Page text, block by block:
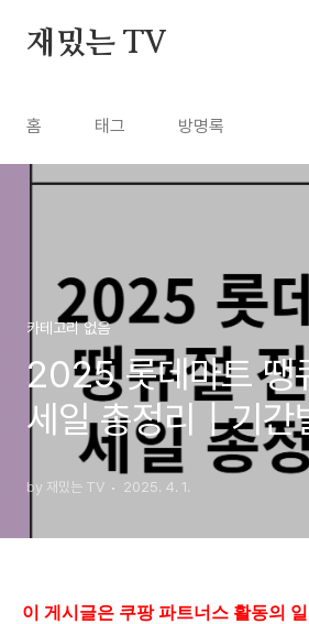
재밌는 TV
홈 태그 방명록
카테고리 없음
2025 롯데마트 땡
세일 총정리｜기간
할인 쿠폰 안내
by 재밌는 TV 2025. 4. 1.
이 게시글은 쿠팡 파트너스 활동의